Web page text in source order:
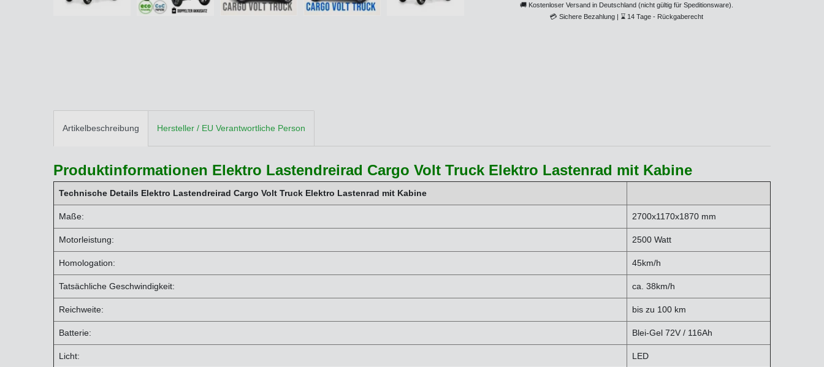
🚚 Kostenloser Versand in Deutschland (nicht gültig für Speditionsware).
💳 Sichere Bezahlung | ⌛ 14 Tage - Rückgaberecht
Artikelbeschreibung Hersteller / EU Verantwortliche Person
Produktinformationen Elektro Lastendreirad Cargo Volt Truck Elektro Lastenrad mit Kabine
Technische Details Elektro Lastendreirad Cargo Volt Truck Elektro Lastenrad mit Kabine
Maße: 2700x1170x1870 mm
Motorleistung: 2500 Watt
Homologation: 45km/h
Tatsächliche Geschwindigkeit: ca. 38km/h
Reichweite: bis zu 100 km
Batterie: Blei-Gel 72V / 116Ah
Licht: LED